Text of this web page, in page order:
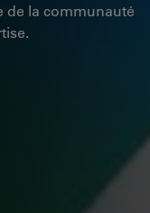
de la communauté